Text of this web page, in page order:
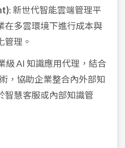
: 新世代智能雲端管理平
在多雲環境下進行成本與
管理。
級 AI 知識應用代理，結合
，協助企業整合內外部知
智慧客服或內部知識管